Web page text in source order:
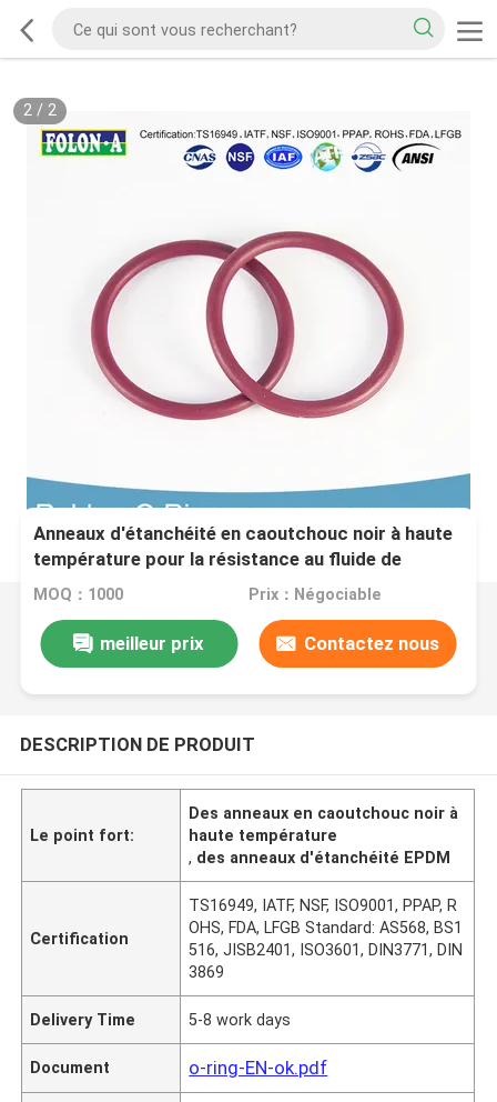
2/ 2
Anneaux d'étanchéité en caoutchouc noir à haute
température pour la résistance au fluide de
freinage automobile
MOQ：1000 Prix：Négociable
meilleur prix Contactez nous
DESCRIPTION DE PRODUIT
Le point fort:
Des anneaux en caoutchouc noir à
haute température
, des anneaux d'étanchéité EPDM
Certification
TS16949, IATF, NSF, ISO9001, PPAP, R
OHS, FDA, LFGB Standard: AS568, BS1
516, JISB2401, ISO3601, DIN3771, DIN
3869
Delivery Time 5-8 work days
Document o-ring-EN-ok.pdf